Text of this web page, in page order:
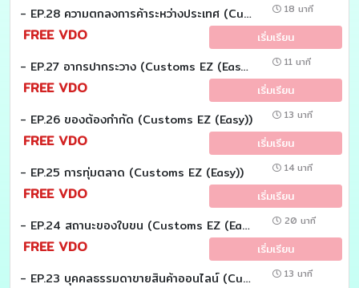
- EP.28 ความตกลงการค้าระหว่างประเทศ (Customs EZ (Easy)) 18 นาที
FREE VDO เริ่มเรียน
- EP.27 อากรปากระวาง (Customs EZ (Easy)) 11 นาที
FREE VDO เริ่มเรียน
- EP.26 ของต้องกำกัด (Customs EZ (Easy)) 13 นาที
FREE VDO เริ่มเรียน
- EP.25 การทุ่มตลาด (Customs EZ (Easy)) 14 นาที
FREE VDO เริ่มเรียน
- EP.24 สถานะของใบขน (Customs EZ (Easy)) 20 นาที
FREE VDO เริ่มเรียน
- EP.23 บุคคลธรรมดาขายสินค้าออนไลน์ (Customs EZ (Easy)) 13 นาที